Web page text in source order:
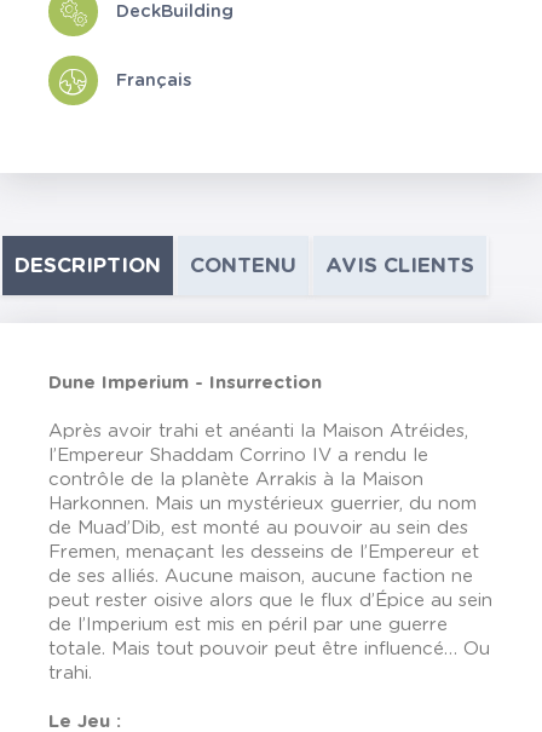
DeckBuilding
Français
DESCRIPTION CONTENU AVIS CLIENTS
Dune Imperium - Insurrection
Après avoir trahi et anéanti la Maison Atréides,
l’Empereur Shaddam Corrino IV a rendu le
contrôle de la planète Arrakis à la Maison
Harkonnen. Mais un mystérieux guerrier, du nom
de Muad’Dib, est monté au pouvoir au sein des
Fremen, menaçant les desseins de l’Empereur et
de ses alliés. Aucune maison, aucune faction ne
peut rester oisive alors que le flux d’Épice au sein
de l’Imperium est mis en péril par une guerre
totale. Mais tout pouvoir peut être influencé… Ou
trahi.
Le Jeu :